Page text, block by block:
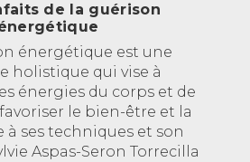
de la guérison
énergétique est une
holistique qui vise à
énergies du corps et de
le bien-être et la
à ses techniques et son
Aspas-Seron Torrecilla